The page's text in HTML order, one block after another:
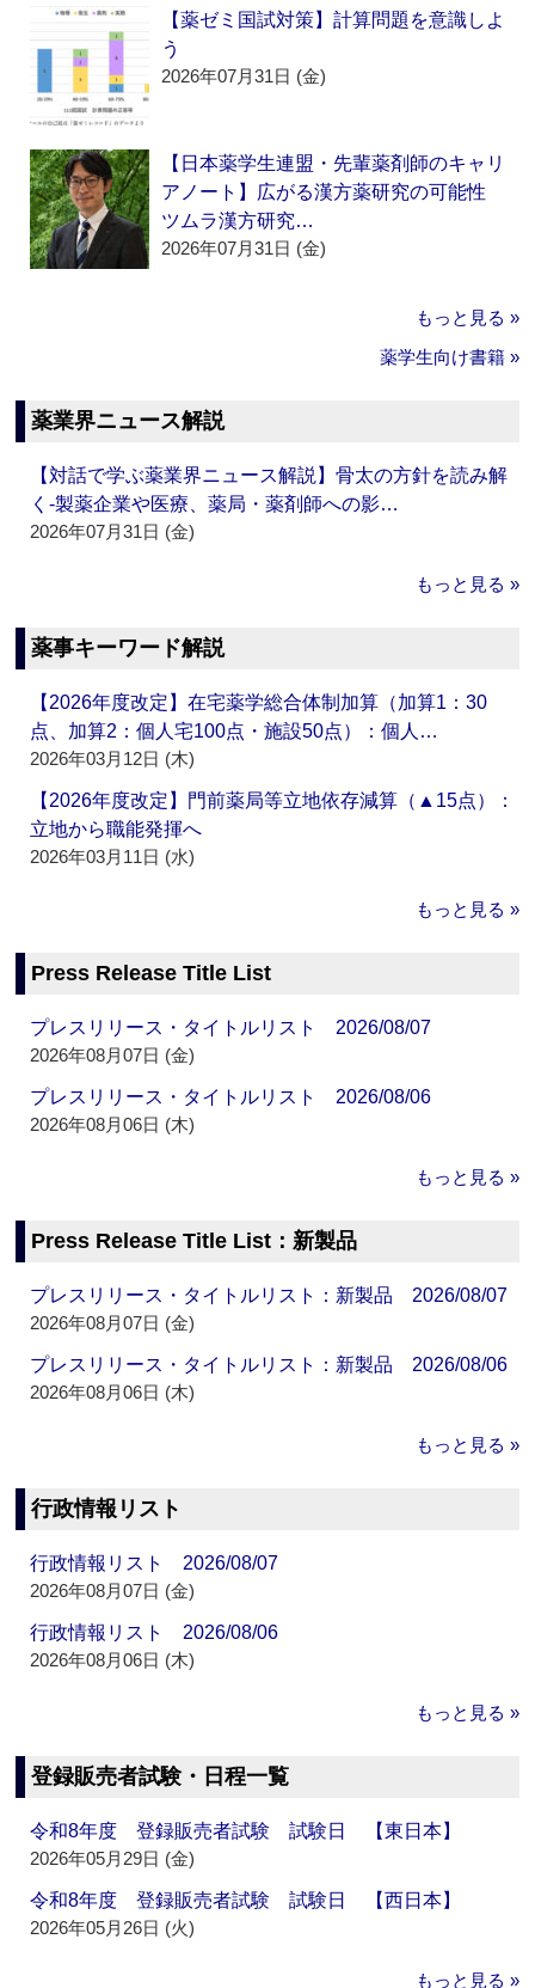
【薬ゼミ国試対策】計算問題を意識しよ
う
2026年07月31日 (金)
【日本薬学生連盟・先輩薬剤師のキャリ
アノート】広がる漢方薬研究の可能性
ツムラ漢方研究…
2026年07月31日 (金)
もっと見る »
薬学生向け書籍 »
薬業界ニュース解説
【対話で学ぶ薬業界ニュース解説】骨太の方針を読み解
く‐製薬企業や医療、薬局・薬剤師への影…
2026年07月31日 (金)
もっと見る »
薬事キーワード解説
【2026年度改定】在宅薬学総合体制加算（加算1：30
点、加算2：個人宅100点・施設50点）：個人…
2026年03月12日 (木)
【2026年度改定】門前薬局等立地依存減算（▲15点）：
立地から職能発揮へ
2026年03月11日 (水)
もっと見る »
Press Release Title List
プレスリリース・タイトルリスト 2026/08/07
2026年08月07日 (金)
プレスリリース・タイトルリスト 2026/08/06
2026年08月06日 (木)
もっと見る »
Press Release Title List：新製品
プレスリリース・タイトルリスト：新製品 2026/08/07
2026年08月07日 (金)
プレスリリース・タイトルリスト：新製品 2026/08/06
2026年08月06日 (木)
もっと見る »
行政情報リスト
行政情報リスト 2026/08/07
2026年08月07日 (金)
行政情報リスト 2026/08/06
2026年08月06日 (木)
もっと見る »
登録販売者試験・日程一覧
令和8年度 登録販売者試験 試験日 【東日本】
2026年05月29日 (金)
令和8年度 登録販売者試験 試験日 【西日本】
2026年05月26日 (火)
もっと見る »